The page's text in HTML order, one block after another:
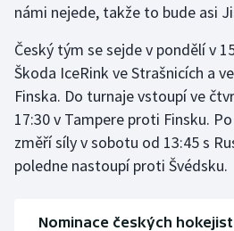
námi nejede, takže to bude asi
Český tým se sejde v pondělí v
Škoda IceRink ve Strašnicích a
Finska. Do turnaje vstoupí ve
17:30 v Tampere proti Finsku.
změří síly v sobotu od 13:45 s
poledne nastoupí proti Švédsku.
Nominace českých